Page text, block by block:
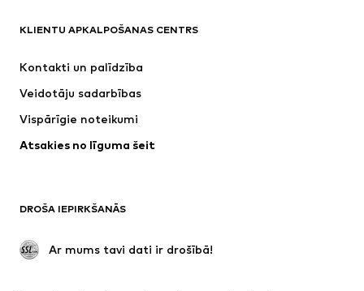
Jaunumi
Šobrīd populāri
Jakas
Apakšveļa
Mēteļi
Svinības
Ekskluzīvi
KLIENTU APKALPOŠANAS CENTRS
Kontakti un palīdzība
Veidotāju sadarbības
Vispārīgie noteikumi
Atsakies no līguma šeit
DROŠA IEPIRKŠANĀS
Ar mums tavi dati ir drošībā!